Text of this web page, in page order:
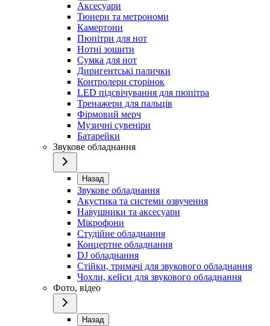
Аксесуари
Тюнери та метрономи
Камертони
Пюпітри для нот
Нотні зошити
Сумка для нот
Диригентські палички
Контролери сторінок
LED підсвічування для пюпітра
Тренажери для пальців
Фірмовий мерч
Музичні сувеніри
Батарейки
Звукове обладнання
Назад
Звукове обладнання
Акустика та системи озвучення
Навушники та аксесуари
Мікрофони
Студійне обладнання
Концертне обладнання
DJ обладнання
Стійки, тримачі для звукового обладнання
Чохли, кейси для звукового обладнання
Фото, відео
Назад